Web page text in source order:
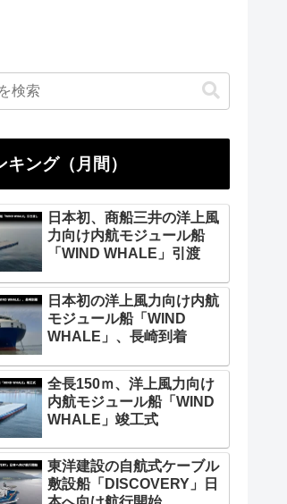
キング（月間）
日本初、商船三井の洋上風
力向け内航モジュール船
「WIND WHALE」引渡
日本初の洋上風力向け内航
モジュール船「WIND
WHALE」、長崎到着
全長150ｍ、洋上風力向け
内航モジュール船「WIND
WHALE」竣工式
東洋建設の自航式ケーブル
敷設船「DISCOVERY」日